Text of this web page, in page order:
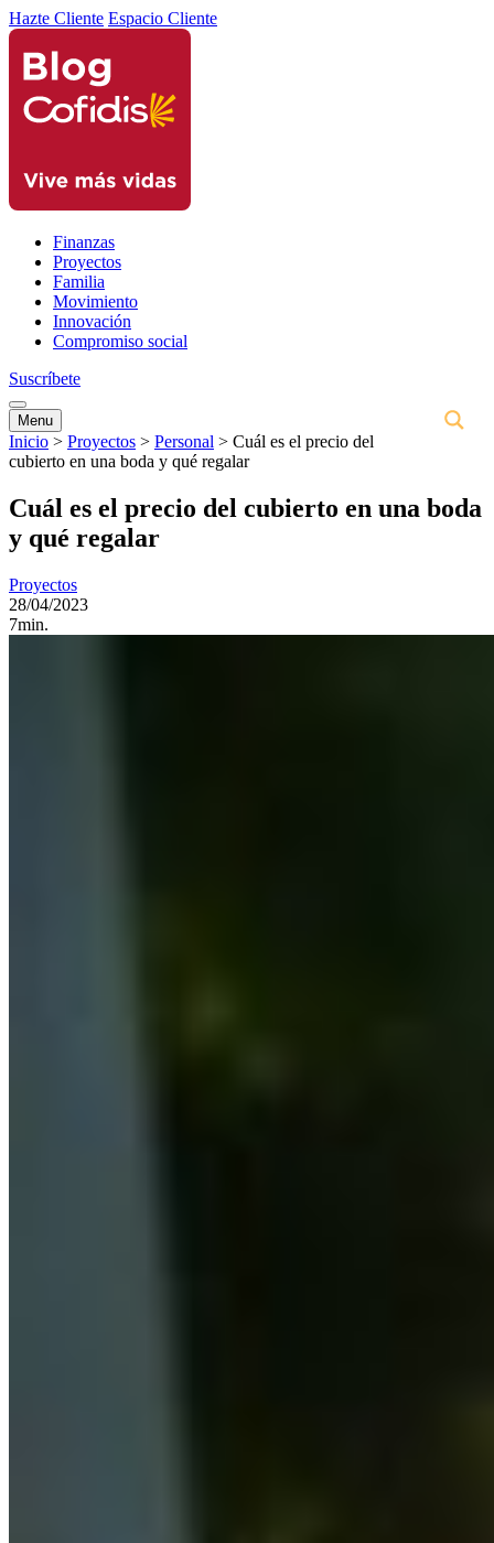
Hazte Cliente Espacio Cliente
Finanzas
Proyectos
Familia
Movimiento
Innovación
Compromiso social
Suscríbete
Menu
Inicio > Proyectos > Personal > Cuál es el precio del
cubierto en una boda y qué regalar
Cuál es el precio del cubierto en una boda
y qué regalar
Proyectos
28/04/2023
7min.